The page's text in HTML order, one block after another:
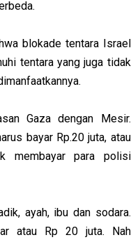
blokade tentara Israel
tentara yang juga tidak
Gaza dengan Mesir.
bayar Rp.20 juta, atau
membayar para polisi
ayah, ibu dan sodara.
atau Rp 20 juta. Nah